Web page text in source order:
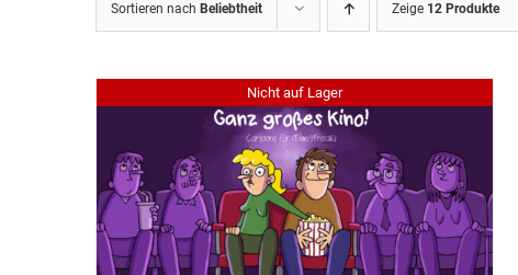
Sortieren nach Beliebtheit Zeige 12 Produkte
Nicht auf Lager